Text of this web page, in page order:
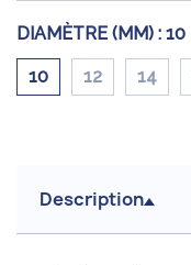
DIAMÈTRE (MM) : 10
10 12 14
Description